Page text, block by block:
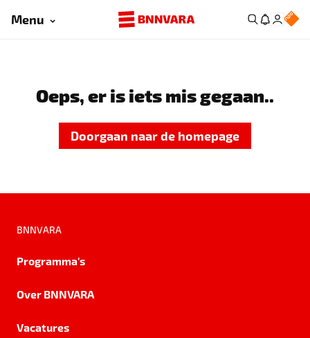
Menu
Oeps, er is iets mis gegaan..
Doorgaan naar de homepage
BNNVARA
Programma's
Over BNNVARA
Vacatures